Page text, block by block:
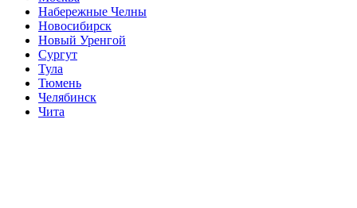
Набережные Челны
Новосибирск
Новый Уренгой
Сургут
Тула
Тюмень
Челябинск
Чита